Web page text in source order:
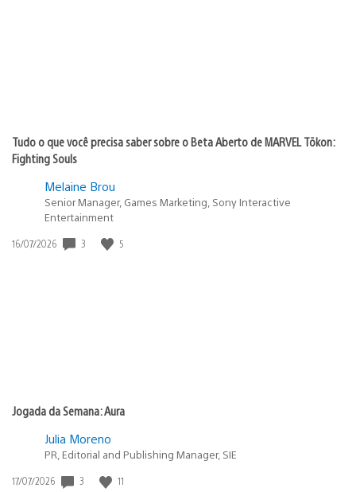
Tudo o que você precisa saber sobre o Beta Aberto de MARVEL Tōkon:
Fighting Souls
Melaine Brou
Senior Manager, Games Marketing, Sony Interactive
Entertainment
Data
16/07/2026 3 5
Jogada da Semana: Aura
Julia Moreno
PR, Editorial and Publishing Manager, SIE
Data
17/07/2026 3 11